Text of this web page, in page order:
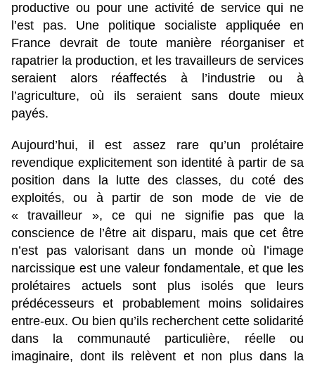
productive ou pour une activité de service qui ne
l’est pas. Une politique socialiste appliquée en
France devrait de toute manière réorganiser et
rapatrier la production, et les travailleurs de services
seraient alors réaffectés à l’industrie ou à
l’agriculture, où ils seraient sans doute mieux
payés.
Aujourd’hui, il est assez rare qu’un prolétaire
revendique explicitement son identité à partir de sa
position dans la lutte des classes, du coté des
exploités, ou à partir de son mode de vie de
« travailleur », ce qui ne signifie pas que la
conscience de l’être ait disparu, mais que cet être
n’est pas valorisant dans un monde où l’image
narcissique est une valeur fondamentale, et que les
prolétaires actuels sont plus isolés que leurs
prédécesseurs et probablement moins solidaires
entre-eux. Ou bien qu’ils recherchent cette solidarité
dans la communauté particulière, réelle ou
imaginaire, dont ils relèvent et non plus dans la